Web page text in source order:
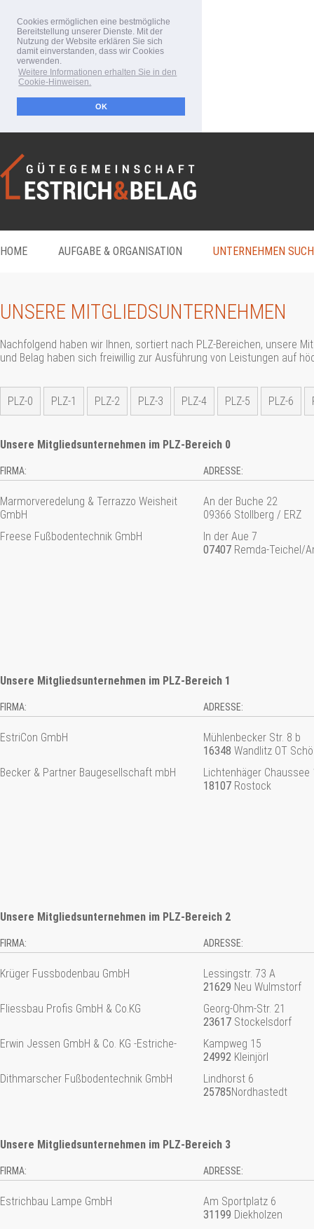
Cookies ermöglichen eine bestmögliche
Bereitstellung unserer Dienste. Mit der
Nutzung der Website erklären Sie sich
damit einverstanden, dass wir Cookies
verwenden.
Weitere Informationen erhalten Sie in den
Cookie-Hinweisen.
OK
HOME AUFGABE & ORGANISATION UNTERNEHMEN
UNSERE MITGLIEDSUNTERNEHMEN
Nachfolgend haben wir Ihnen, sortiert nach PLZ-Bereichen, unsere
und Belag haben sich freiwillig zur Ausführung von Leistungen auf
PLZ-0 PLZ-1 PLZ-2 PLZ-3 PLZ-4 PLZ-5 PLZ-6
Unsere Mitgliedsunternehmen im PLZ-Bereich 0
FIRMA: ADRESSE:
Marmorveredelung & Terrazzo Weisheit
GmbH
An der Buche 22
09366 Stollberg / ERZ
Freese Fußbodentechnik GmbH
In der Aue 7
07407 Remda-Teichel/
Unsere Mitgliedsunternehmen im PLZ-Bereich 1
FIRMA: ADRESSE:
EstriCon GmbH
Mühlenbecker Str. 8 b
16348 Wandlitz OT
Becker & Partner Baugesellschaft mbH
Lichtenhäger Chaussee
18107 Rostock
Unsere Mitgliedsunternehmen im PLZ-Bereich 2
FIRMA: ADRESSE:
Krüger Fussbodenbau GmbH
Lessingstr. 73 A
21629 Neu Wulmstorf
Fliessbau Profis GmbH & Co.KG
Georg-Ohm-Str. 21
23617 Stockelsdorf
Erwin Jessen GmbH & Co. KG -Estriche-
Kampweg 15
24992 Kleinjörl
Dithmarscher Fußbodentechnik GmbH
Lindhorst 6
25785Nordhastedt
Unsere Mitgliedsunternehmen im PLZ-Bereich 3
FIRMA: ADRESSE:
Estrichbau Lampe GmbH
Am Sportplatz 6
31199 Diekholzen